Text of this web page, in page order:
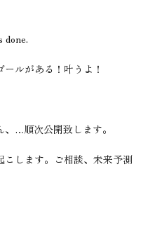
done.
ルがある！叶うよ！
…順次公開致します。
します。ご相談、未来予測